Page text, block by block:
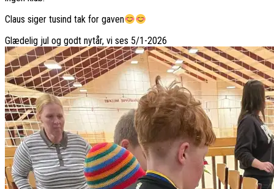
Claus siger tusind tak for gaven
Glædelig jul og godt nytår, vi ses 5/1-2026